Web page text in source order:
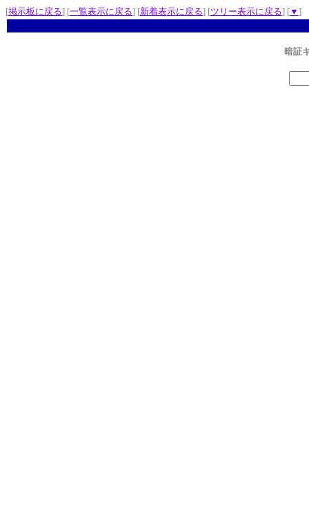
[掲示板に戻る] [一覧表示に戻る] [新着表示に戻る] [ツリー表示に戻る] [▼ ]
暗証